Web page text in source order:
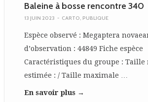
Baleine à bosse rencontre 340
13 JUIN 2023 - CARTO, PUBLIQUE
Espèce observé : Megaptera
d’observation : 44849 Fiche espèce
Caractéristiques du groupe :
estimée : / Taille maximale …
En savoir plus →